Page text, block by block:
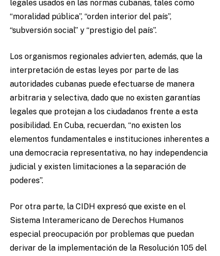
legales usados en las normas cubanas, tales como
“moralidad pública”, “orden interior del país”,
“subversión social” y “prestigio del país”.
Los organismos regionales advierten, además, que la
interpretación de estas leyes por parte de las
autoridades cubanas puede efectuarse de manera
arbitraria y selectiva, dado que no existen garantías
legales que protejan a los ciudadanos frente a esta
posibilidad. En Cuba, recuerdan, “no existen los
elementos fundamentales e instituciones inherentes a
una democracia representativa, no hay independencia
judicial y existen limitaciones a la separación de
poderes”.
Por otra parte, la CIDH expresó que existe en el
Sistema Interamericano de Derechos Humanos
especial preocupación por problemas que puedan
derivar de la implementación de la Resolución 105 del